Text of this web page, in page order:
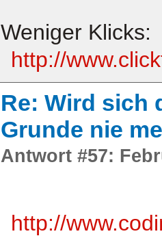
Weniger Klicks:
http://
Re: Wird sich
Grunde nie
Antwort #57:
http://